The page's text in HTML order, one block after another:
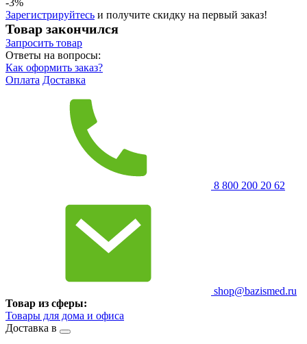
Зарегистрируйтесь и получите скидку на первый заказ!
Товар закончился
Запросить товар
Ответы на вопросы:
Как оформить заказ?
Оплата Доставка
8 800 200 20 62
shop@bazismed.ru
Товар из сферы:
Товары для дома и офиса
Доставка в